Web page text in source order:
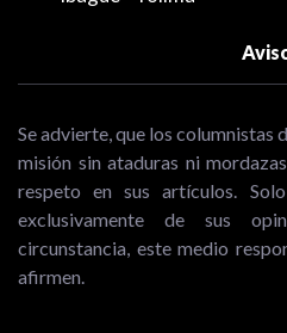
Se advierte, que los columnistas
misión sin ataduras ni
respeto en sus artículos.
exclusivamente de sus
circunstancia, este medio
afirmen.